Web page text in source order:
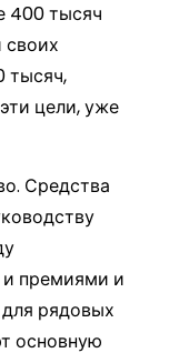
400 тысяч
своих
тысяч,
цели, уже
Средства
премиями и
рядовых
основную